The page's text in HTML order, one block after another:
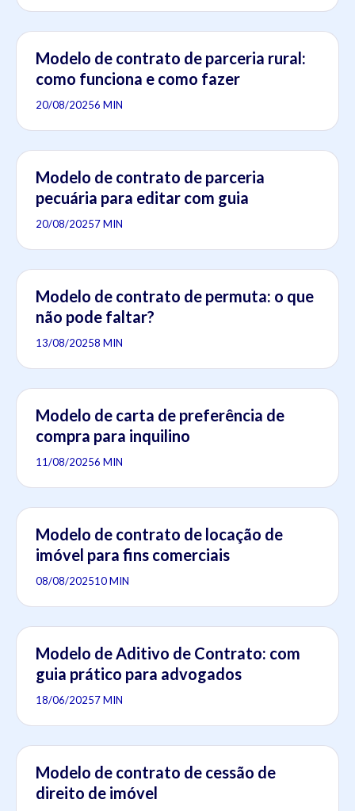
Modelo de contrato de parceria rural:
como funciona e como fazer
20/08/20256 MIN
Modelo de contrato de parceria
pecuária para editar com guia
20/08/20257 MIN
Modelo de contrato de permuta: o que
não pode faltar?
13/08/20258 MIN
Modelo de carta de preferência de
compra para inquilino
11/08/20256 MIN
Modelo de contrato de locação de
imóvel para fins comerciais
08/08/202510 MIN
Modelo de Aditivo de Contrato: com
guia prático para advogados
18/06/20257 MIN
Modelo de contrato de cessão de
direito de imóvel